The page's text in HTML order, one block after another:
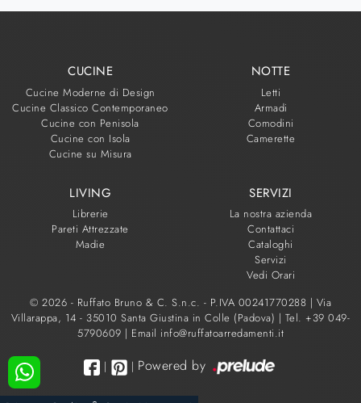
CUCINE
Cucine Moderne di Design
Cucine Classico Contemporaneo
Cucine con Penisola
Cucine con Isola
Cucine su Misura
NOTTE
Letti
Armadi
Comodini
Camerette
LIVING
Librerie
Pareti Attrezzate
Madie
SERVIZI
La nostra azienda
Contattaci
Cataloghi
Servizi
Vedi Orari
© 2026 - Ruffato Bruno & C. S.n.c. - P.IVA 00241770288 | Via
Villarappa, 14 - 35010 Santa Giustina in Colle (Padova) | Tel. +39 049-
5790609 | Email info@ruffatoarredamenti.it
| | Powered by